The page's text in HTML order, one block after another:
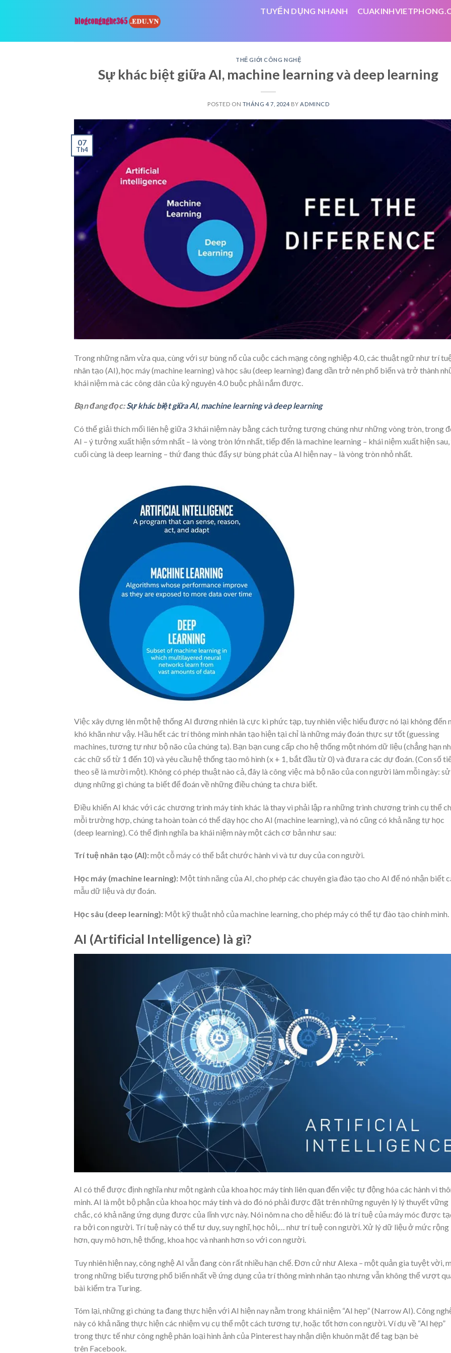
TUYỂN DỤNG NHANH
THẾ GIỚI CÔNG NGHỆ
Sự khác biệt giữa AI, machine learning và deep learning
POSTED ON THÁNG 4 7, 2024 BY ADMINCD
07
Th4
Trong những năm vừa qua, cùng với sự bùng nổ của cuộc cách mạng công nghiệp 4.0, các thuật ngữ như trí
nhân tạo (AI), học máy (machine learning) và học sâu (deep learning) đang dần trở nên phổ biến và trở thành
khái niệm mà các công dân của kỷ nguyên 4.0 buộc phải nắm được.
Bạn đang đọc:Sự khác biệt giữa AI, machine learning và deep learning
Có thể giải thích mối liên hệ giữa 3 khái niệm này bằng cách tưởng tượng chúng như những vòng tròn, trong
AI – ý tưởng xuất hiện sớm nhất – là vòng tròn lớn nhất, tiếp đến là machine learning – khái niệm xuất hiện sau,
cuối cùng là deep learning – thứ đang thúc đẩy sự bùng phát của AI hiện nay – là vòng tròn nhỏ nhất.
Việc xây dựng lên một hệ thống AI đương nhiên là cực kì phức tạp, tuy nhiên việc hiểu được nó lại không đến
khó khăn như vậy. Hầu hết các trí thông minh nhân tạo hiện tại chỉ là những máy đoán thực sự tốt (guessing
machines, tương tự như bộ não của chúng ta). Bạn bạn cung cấp cho hệ thống một nhóm dữ liệu (chẳng hạn
các chữ số từ 1 đến 10) và yêu cầu hệ thống tạo mô hình (x + 1, bắt đầu từ 0) và đưa ra các dự đoán. (Con số
theo sẽ là mười một). Không có phép thuật nào cả, đây là công việc mà bộ não của con người làm mỗi ngày: sử
dụng những gì chúng ta biết để đoán về những điều chúng ta chưa biết.
Điều khiến AI khác với các chương trình máy tính khác là thay vì phải lập ra những trình chương trình cụ thể
mỗi trường hợp, chúng ta hoàn toàn có thể dạy học cho AI (machine learning), và nó cũng có khả năng tự học
(deep learning). Có thể định nghĩa ba khái niệm này một cách cơ bản như sau:
Trí tuệ nhân tạo (AI):một cỗ máy có thể bắt chước hành vi và tư duy của con người.
Học máy (machine learning): Một tính năng của AI, cho phép các chuyên gia đào tạo cho AI để nó nhận biết
mẫu dữ liệu và dự đoán.
Học sâu (deep learning): Một kỹ thuật nhỏ của machine learning, cho phép máy có thể tự đào tạo chính mình.
AI (Artificial Intelligence) là gì?
AI có thể được định nghĩa như một ngành của khoa học máy tính liên quan đến việc tự động hóa các hành vi
minh. AI là một bộ phận của khoa học máy tính và do đó nó phải được đặt trên những nguyên lý lý thuyết vững
chắc, có khả năng ứng dụng được của lĩnh vực này. Nói nôm na cho dễ hiểu: đó là trí tuệ của máy móc được
ra bởi con người. Trí tuệ này có thể tư duy, suy nghĩ, học hỏi,… như trí tuệ con người. Xử lý dữ liệu ở mức rộng
hơn, quy mô hơn, hệ thống, khoa học và nhanh hơn so với con người.
Tuy nhiên hiện nay, công nghệ AI vẫn đang còn rất nhiều hạn chế. Đơn cử như Alexa – một quản gia tuyệt vời,
trong những biểu tượng phổ biến nhất về ứng dụng của trí thông minh nhân tạo nhưng vẫn không thể vượt
bài kiểm tra Turing.
Tóm lại, những gì chúng ta đang thực hiện với AI hiện nay nằm trong khái niệm “AI hẹp” (Narrow AI). Công
này có khả năng thực hiện các nhiệm vụ cụ thể một cách tương tự, hoặc tốt hơn con người. Ví dụ về “AI hẹp”
trong thực tế như công nghệ phân loại hình ảnh của Pinterest hay nhận diện khuôn mặt để tag bạn bè
trên Facebook.